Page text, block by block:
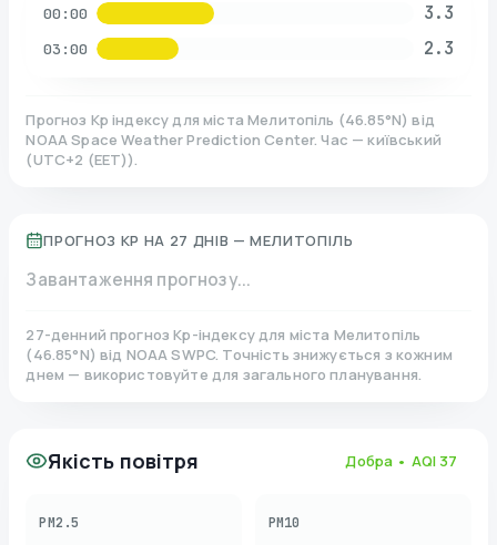
00:00 3.3
03:00 2.3
Прогноз Kp індексу для міста Мелитопіль (46.85°N)від
NOAA Space Weather Prediction Center. Час — київський
(UTC+2 (EET)).
ПРОГНОЗ KP НА 27 ДНІВ — МЕЛИТОПІЛЬ
Завантаження прогнозу...
27-денний прогноз Kp-індексу для міста Мелитопіль
(46.85°N)від NOAA SWPC. Точність знижується з кожним
днем — використовуйте для загального планування.
Якість повітря Добра • AQI 37
PM2.5 PM10